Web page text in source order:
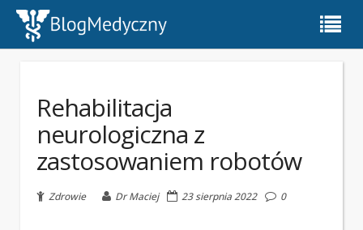
Rehabilitacja
neurologiczna z
zastosowaniem robotów
Zdrowie Dr Maciej 23 sierpnia 2022 0